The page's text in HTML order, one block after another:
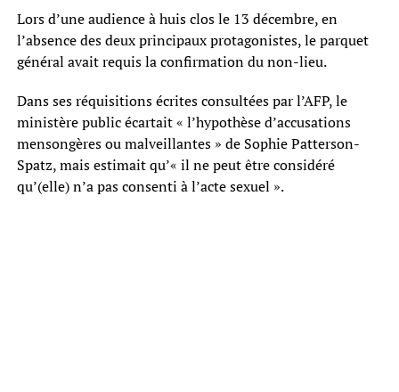
Lors d’une audience à huis clos le 13 décembre, en
l’absence des deux principaux protagonistes, le parquet
général avait requis la confirmation du non-lieu.
Dans ses réquisitions écrites consultées par l’AFP, le
ministère public écartait « l’hypothèse d’accusations
mensongères ou malveillantes » de Sophie Patterson-
Spatz, mais estimait qu’« il ne peut être considéré
qu’(elle) n’a pas consenti à l’acte sexuel ».